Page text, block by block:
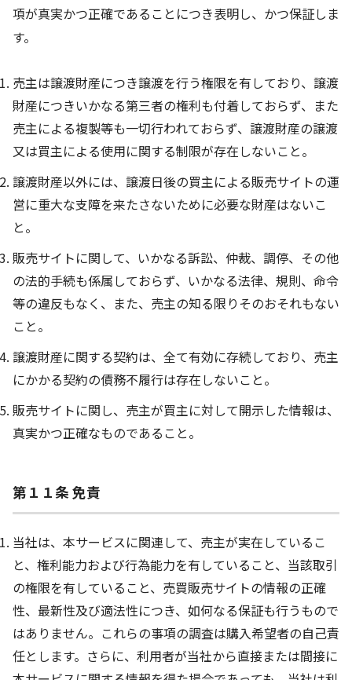
項が真実かつ正確であることにつき表明し、かつ保証しま
す。
売主は譲渡財産につき譲渡を行う権限を有しており、譲渡
財産につきいかなる第三者の権利も付着しておらず、また
売主による複製等も一切行われておらず、譲渡財産の譲渡
又は買主による使用に関する制限が存在しないこと。
譲渡財産以外には、譲渡日後の買主による販売サイトの運
営に重大な支障を来たさないために必要な財産はないこ
と。
販売サイトに関して、いかなる訴訟、仲裁、調停、その他
の法的手続も係属しておらず、いかなる法律、規則、命令
等の違反もなく、また、売主の知る限りそのおそれもない
こと。
譲渡財産に関する契約は、全て有効に存続しており、売主
にかかる契約の債務不履行は存在しないこと。
販売サイトに関し、売主が買主に対して開示した情報は、
真実かつ正確なものであること。
第１１条 免責
当社は、本サービスに関連して、売主が実在しているこ
と、権利能力および行為能力を有していること、当該取引
の権限を有していること、売買販売サイトの情報の正確
性、最新性及び適法性につき、如何なる保証も行うもので
はありません。これらの事項の調査は購入希望者の自己責
任とします。さらに、利用者が当社から直接または間接に